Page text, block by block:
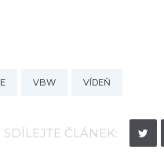
VBW VÍDEŇ
SDÍLEJTE ČLÁNEK: